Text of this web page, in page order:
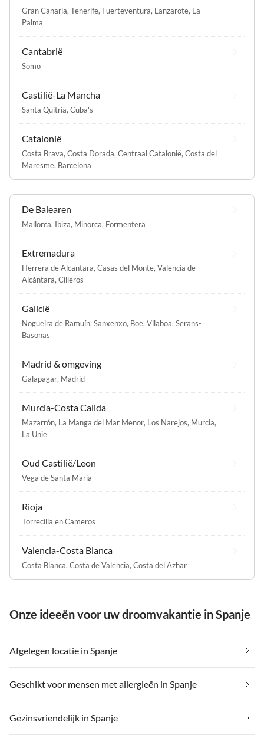
Gran Canaria, Tenerife, Fuerteventura, Lanzarote, La
Palma
Cantabrië
Somo
Castilië-La Mancha
Santa Quitria, Cuba's
Catalonië
Costa Brava, Costa Dorada, Centraal Catalonië, Costa del
Maresme, Barcelona
De Balearen
Mallorca, Ibiza, Minorca, Formentera
Extremadura
Herrera de Alcantara, Casas del Monte, Valencia de
Alcántara, Cilleros
Galicië
Nogueira de Ramuín, Sanxenxo, Boe, Vilaboa, Serans-
Basonas
Madrid & omgeving
Galapagar, Madrid
Murcia-Costa Calida
Mazarrón, La Manga del Mar Menor, Los Narejos, Murcia,
La Unie
Oud Castilië/Leon
Vega de Santa Maria
Rioja
Torrecilla en Cameros
Valencia-Costa Blanca
Costa Blanca, Costa de Valencia, Costa del Azhar
Onze ideeën voor uw droomvakantie in Spanje
Afgelegen locatie in Spanje
Geschikt voor mensen met allergieën in Spanje
Gezinsvriendelijk in Spanje